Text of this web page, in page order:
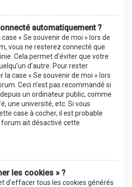
automatiquement ?
« Se souvenir de moi » lors de
vous ne resterez connecté que
Cela permet d’éviter que votre
d’autre. Pour rester
la case « Se souvenir de moi » lors
Ceci n’est pas recommandé si
un ordinateur public, comme
une université, etc. Si vous
case à cocher, il est probable
ait désactivé cette
les cookies » ?
d’effacer tous les cookies générés